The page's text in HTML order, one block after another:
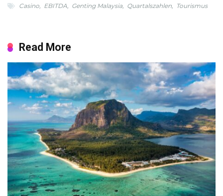
Casino, EBITDA, Genting Malaysia, Quartalszahlen, Tourismus
Read More